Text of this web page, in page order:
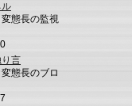
態長の監視
言
態長のブロ